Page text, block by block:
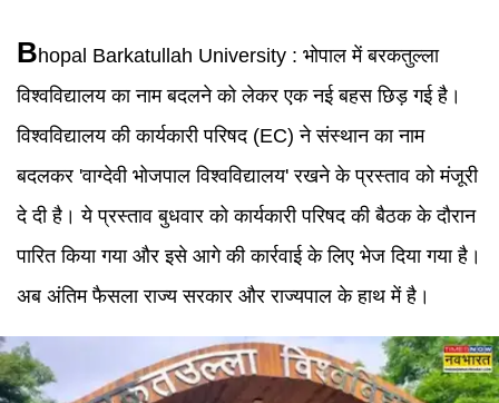
Bhopal Barkatullah University : भोपाल में बरकतुल्ला
विश्वविद्यालय का नाम बदलने को लेकर एक नई बहस छिड़ गई है।
विश्वविद्यालय की कार्यकारी परिषद (EC) ने संस्थान का नाम
बदलकर 'वाग्देवी भोजपाल विश्वविद्यालय' रखने के प्रस्ताव को मंजूरी
दे दी है। ये प्रस्ताव बुधवार को कार्यकारी परिषद की बैठक के दौरान
पारित किया गया और इसे आगे की कार्रवाई के लिए भेज दिया गया है।
अब अंतिम फैसला राज्य सरकार और राज्यपाल के हाथ में है।